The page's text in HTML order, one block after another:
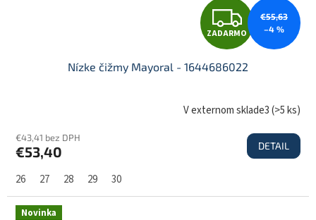
Z
A
D
A
R
ZADARMO
€55,63
–4 %
Nízke čižmy Mayoral - 1644686022
V externom sklade3(>5 ks)
€43,41 bez DPH
€53,40 DETAIL
26 27 28 29 30
Novinka